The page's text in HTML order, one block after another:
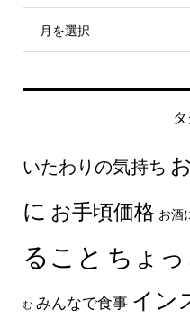
月を選択
いたわりの気持ち
に お手頃価格 お酒
ること ちょ
む みんなで食事 イン